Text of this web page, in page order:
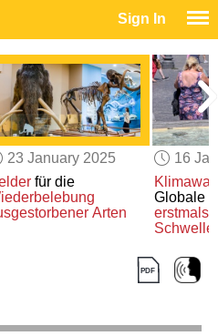
Sign In
23 January 2025
für die
Arten
16
Globale
erstmals
Schwelle